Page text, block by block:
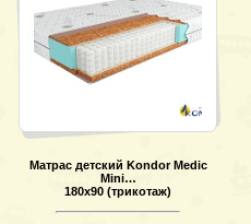
Матрас детский Kondor Medic
Mini…
180x90 (трикотаж)